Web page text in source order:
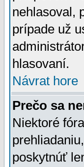
nehlasoval,
prípade už
hlasovaní.
Návrat hore
Prečo sa
Niektoré
poskytnúť